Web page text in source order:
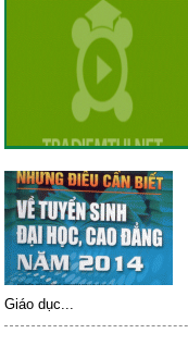
Giáo dục...